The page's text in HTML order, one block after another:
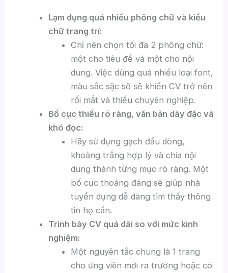
Lạm dụng quá nhiều phông chữ và kiểu
chữ trang trí:
Chỉ nên chọn tối đa 2 phông chữ:
một cho tiêu đề và một cho nội
dung. Việc dùng quá nhiều loại font,
màu sắc sặc sỡ sẽ khiến CV trở nên
rối mắt và thiếu chuyên nghiệp.
Bố cục thiếu rõ ràng, văn bản dày đặc và
khó đọc:
Hãy sử dụng gạch đầu dòng,
khoảng trắng hợp lý và chia nội
dung thành từng mục rõ ràng. Một
bố cục thoáng đãng sẽ giúp nhà
tuyển dụng dễ dàng tìm thấy thông
tin họ cần.
Trình bày CV quá dài so với mức kinh
nghiệm:
Một nguyên tắc chung là 1 trang
cho ứng viên mới ra trường hoặc có